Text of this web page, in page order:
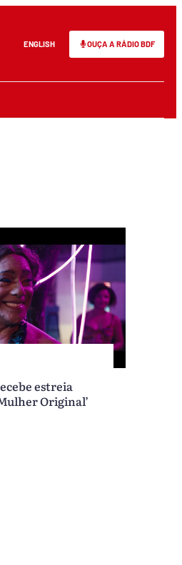
ENGLISH OUÇA A RÁDIO BDF
estreia
Original’